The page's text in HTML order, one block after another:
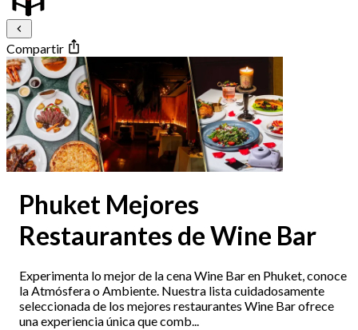
Compartir
Phuket Mejores
Restaurantes de Wine Bar
Experimenta lo mejor de la cena Wine Bar en Phuket, conoce
la Atmósfera o Ambiente. Nuestra lista cuidadosamente
seleccionada de los mejores restaurantes Wine Bar ofrece
una experiencia única que comb...